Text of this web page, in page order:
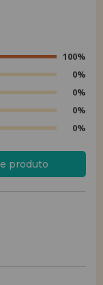
100%
0%
0%
0%
0%
produto